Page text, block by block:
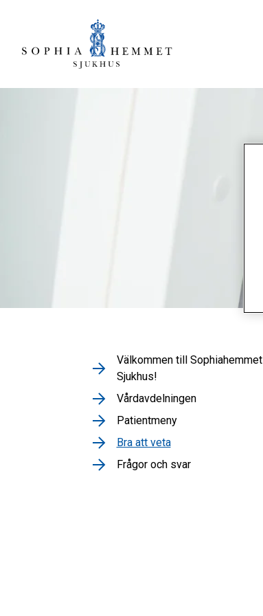
Välkommen till Sophiahemmet
Sjukhus!
Vårdavdelningen
Patientmeny
Bra att veta
Frågor och svar